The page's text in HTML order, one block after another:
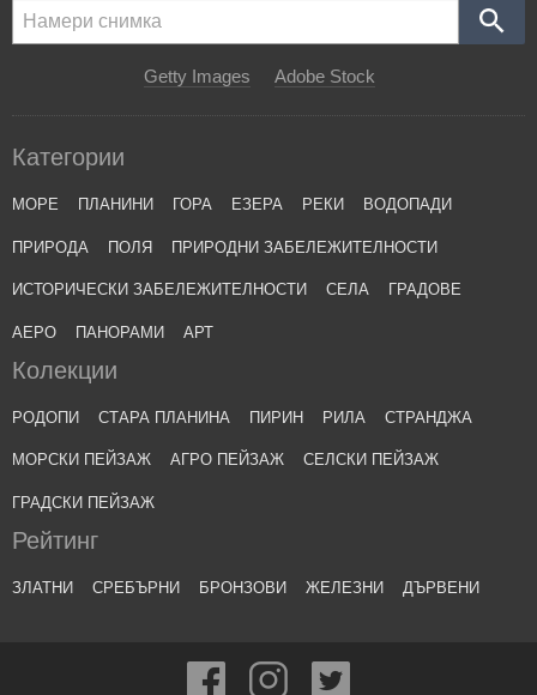
Getty Images Adobe Stock
Категории
МОРЕ ПЛАНИНИ ГОРА ЕЗЕРА РЕКИ ВОДОПАДИ
ПРИРОДА ПОЛЯ ПРИРОДНИ ЗАБЕЛЕЖИТЕЛНОСТИ
ИСТОРИЧЕСКИ ЗАБЕЛЕЖИТЕЛНОСТИ СЕЛА ГРАДОВЕ
АЕРО ПАНОРАМИ АРТ
Колекции
РОДОПИ СТАРА ПЛАНИНА ПИРИН РИЛА СТРАНДЖА
МОРСКИ ПЕЙЗАЖ АГРО ПЕЙЗАЖ СЕЛСКИ ПЕЙЗАЖ
ГРАДСКИ ПЕЙЗАЖ
Рейтинг
ЗЛАТНИ СРЕБЪРНИ БРОНЗОВИ ЖЕЛЕЗНИ ДЪРВЕНИ